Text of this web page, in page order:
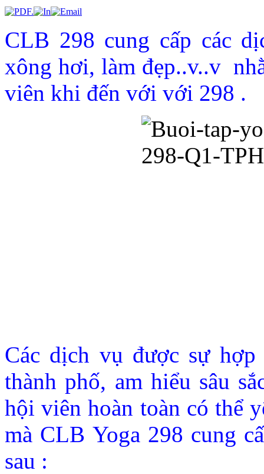
CLB 298 cung cấp các
xông hơi, làm đẹp..v..v
viên khi đến với với 298 .
Các dịch vụ được sự hợp
thành phố, am hiểu sâu
hội viên hoàn toàn có thể
mà CLB Yoga 298 cung
sau :